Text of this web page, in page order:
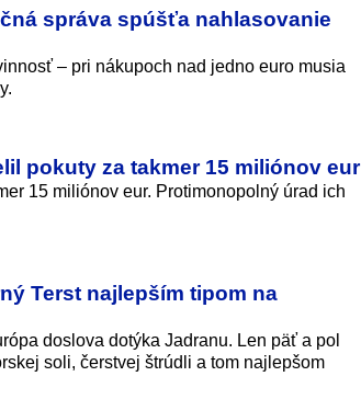
správa spúšťa nahlasovanie
– pri nákupoch nad jedno euro musia
pokuty za takmer 15 miliónov eur
15 miliónov eur. Protimonopolný úrad ich
Terst najlepším tipom na
doslova dotýka Jadranu. Len päť a pol
soli, čerstvej štrúdli a tom najlepšom